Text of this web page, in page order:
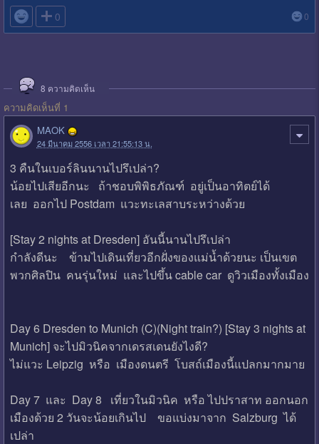
 0 0
8 ความคิดเห็น
ความคิดเห็นที่ 1
MAOK
24 มีนาคม 2556 เวลา 21:55:13 น.
3 คืนในเบอร์ลินนานไปรึเปล่า?
น้อยไปเสียอีกนะ ถ้าชอบพิพิธภัณฑ์ อยู่เป็นอาทิตย์ได้
เลย ออกไป Postdam แวะทะเลสาบระหว่างด้วย
[Stay 2 nights at Dresden] อันนี้นานไปรึเปล่า
กำลังดีนะ ข้ามไปเดินเที่ยวอีกฝั่งของแม่น้ำด้วยนะ เป็นเขต
พวกศิลปิน คนรุ่นใหม่ และไปขึ้น cable car ดูวิวเมืองทั้งเมือง
Day 6 Dresden to Munich (C)(Night train?) [Stay 3 nights at
Munich] จะไปมิวนิคจากเดรสเดนยังไงดี?
ไม่แวะ Leipzig หรือ เมืองดนตรี โบสถ์เมืองนี้แปลกมากมาย
Day 7 และ Day 8 เที่ยวในมิวนิค หรือ ไปปราสาท ออกนอก
เมืองด้วย 2 วันจะน้อยเกินไป ขอแบ่งมาจาก Salzburg ได้
เปล่า